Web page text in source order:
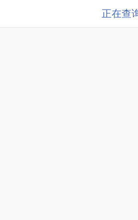
正在查